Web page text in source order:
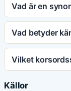
Vad är en
Vad betyder
Vilket
Källor